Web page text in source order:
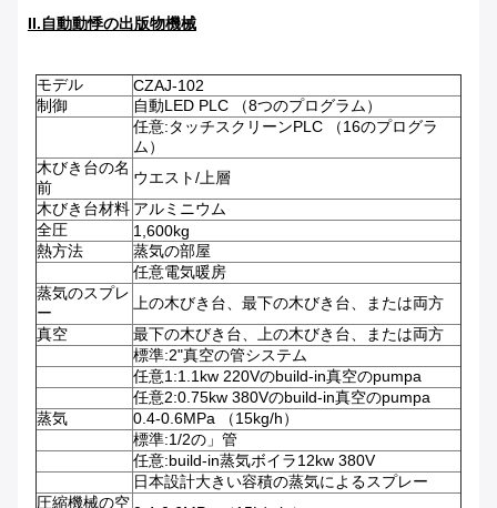
II.自動動悸の出版物機械
モデル
CZAJ-102
制御
自動LED PLC （8つのプログラム）
任意:タッチスクリーンPLC （16のプログラ
ム）
木びき台の名
前
ウエスト/上層
木びき台材料 アルミニウム
全圧
1,600kg
熱方法
蒸気の部屋
任意電気暖房
蒸気のスプレ
ー
上の木びき台、最下の木びき台、または両方
真空
最下の木びき台、上の木びき台、または両方
標準:2"真空の管システム
任意1:1.1kw 220Vのbuild-in真空のpumpa
任意2:0.75kw 380Vのbuild-in真空のpumpa
蒸気
0.4-0.6MPa （15kg/h）
標準:1/2の」管
任意:build-in蒸気ボイラ12kw 380V
日本設計大きい容積の蒸気によるスプレー
圧縮機械の空